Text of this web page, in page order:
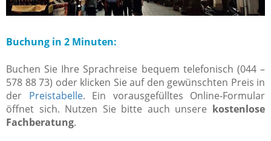
Buchung in 2 Minuten:
Buchen Sie Ihre Sprachreise bequem telefonisch (044 –
578 88 73) oder klicken Sie auf den gewünschten Preis in
der Preistabelle. Ein vorausgefülltes Online-Formular
öffnet sich. Nutzen Sie bitte auch unsere kostenlose
Fachberatung.